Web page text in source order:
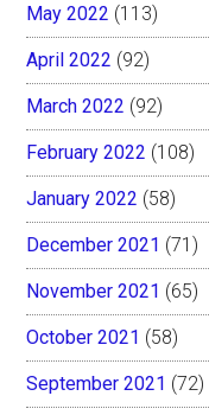
May 2022 (113)
April 2022 (92)
March 2022 (92)
February 2022 (108)
January 2022 (58)
December 2021 (71)
November 2021 (65)
October 2021 (58)
September 2021 (72)